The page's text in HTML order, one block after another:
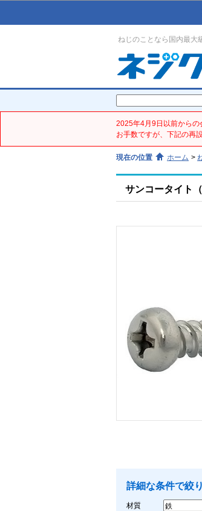
ねじのことなら国内最大
2025年4月9日以前からの
お手数ですが、下記の再
現在の位置 ホーム >
サンコータイト
詳細な条件で絞
材質